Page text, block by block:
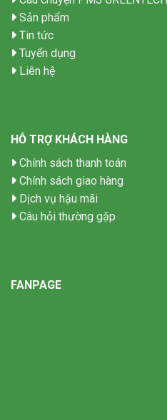
Sản phẩm
Tin tức
Tuyển dụng
Liên hệ
HỖ TRỢ KHÁCH HÀNG
Chính sách thanh toán
Chính sách giao hàng
Dịch vụ hậu mãi
Câu hỏi thường gặp
FANPAGE